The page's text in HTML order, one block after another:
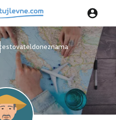
cestovateldoneznama